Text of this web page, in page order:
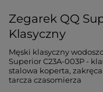
Zegarek QQ
Klasyczny
Męski klasyczny
Superior C23A-003P -
stalowa koperta,
tarcza czasomierza